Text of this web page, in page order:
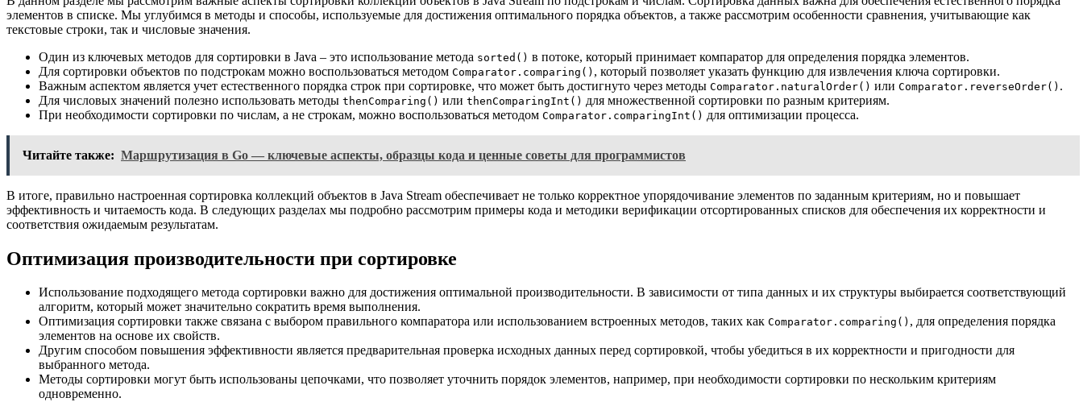
элементов в списке. Мы углубимся в методы и способы, используемые для достижения оптимального порядка объектов, а также рассмотрим особенности сравнения, учитывающие как
текстовые строки, так и числовые значения.
Один из ключевых методов для сортировки в Java – это использование метода sorted() в потоке, который принимает компаратор для определения порядка элементов.
Для сортировки объектов по подстрокам можно воспользоваться методом Comparator.comparing() , который позволяет указать функцию для извлечения ключа сортировки.
Важным аспектом является учет естественного порядка строк при сортировке, что может быть достигнуто через методы Comparator.naturalOrder() или Comparator.reverseOrder() .
Для числовых значений полезно использовать методы thenComparing() или thenComparingInt() для множественной сортировки по разным критериям.
При необходимости сортировки по числам, а не строкам, можно воспользоваться методом Comparator.comparingInt() для оптимизации процесса.
Читайте также: Маршрутизация в Go — ключевые аспекты, образцы кода и ценные советы для программистов
В итоге, правильно настроенная сортировка коллекций объектов в Java Stream обеспечивает не только корректное упорядочивание элементов по заданным критериям, но и повышает
эффективность и читаемость кода. В следующих разделах мы подробно рассмотрим примеры кода и методики верификации отсортированных списков для обеспечения их корректности и
соответствия ожидаемым результатам.
Оптимизация производительности при сортировке
Использование подходящего метода сортировки важно для достижения оптимальной производительности. В зависимости от типа данных и их структуры выбирается соответствующий
алгоритм, который может значительно сократить время выполнения.
Оптимизация сортировки также связана с выбором правильного компаратора или использованием встроенных методов, таких как Comparator.comparing() , для определения порядка
элементов на основе их свойств.
Другим способом повышения эффективности является предварительная проверка исходных данных перед сортировкой, чтобы убедиться в их корректности и пригодности для
выбранного метода.
Методы сортировки могут быть использованы цепочками, что позволяет уточнить порядок элементов, например, при необходимости сортировки по нескольким критериям
одновременно.